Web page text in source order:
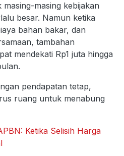
masing kebijakan
besar. Namun ketika
bahan bakar, dan
tambahan
mendekati Rp1 juta hingga
pendapatan tetap,
ruang untuk menabung
Ketika Selisih Harga